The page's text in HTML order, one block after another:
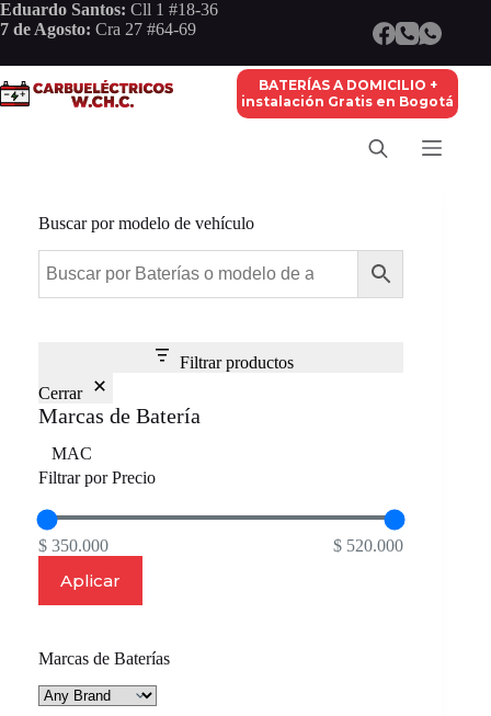
Saltar
al
Eduardo Santos: Cll 1 #18-36
7 de Agosto: Cra 27 #64-69
BATERÍAS A DOMICILIO +
instalación Gratis en Bogotá
Buscar por modelo de vehículo
Filtrar productos
Cerrar
Marcas de Batería
Marca
MAC
Filtrar por Precio
$ 350.000 $ 520.000
Aplicar
Marcas de Baterías